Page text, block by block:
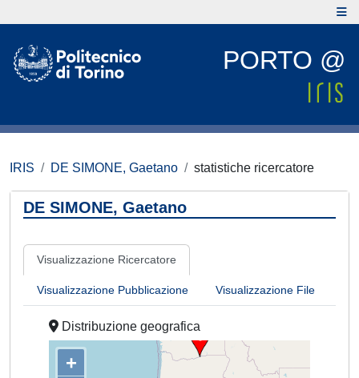
PORTO @
IRIS DE SIMONE, Gaetano statistiche ricercatore
DE SIMONE, Gaetano
Visualizzazione Ricercatore
Visualizzazione Pubblicazione Visualizzazione File
Distribuzione geografica
+